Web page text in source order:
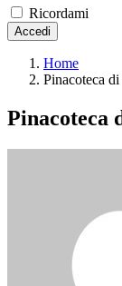
Ricordami
Accedi
Home
Pinacoteca
Pinacoteca